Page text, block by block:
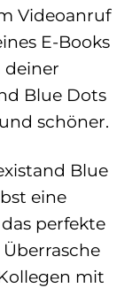
Videoanruf
E-Books
deiner
Blue Dots
schöner.
Blue
eine
perfekte
mit